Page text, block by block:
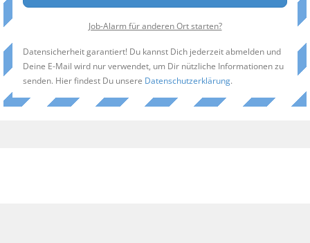
Job-Alarm für anderen Ort starten?
Datensicherheit garantiert! Du kannst Dich jederzeit abmelden und
Deine E-Mail wird nur verwendet, um Dir nützliche Informationen zu
senden. Hier findest Du unsere Datenschutzerklärung.